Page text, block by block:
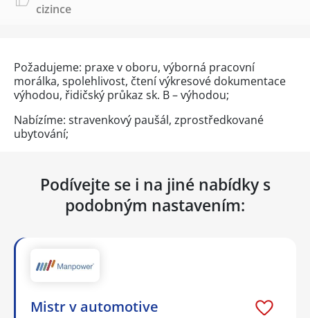
cizince
Požadujeme: praxe v oboru, výborná pracovní
morálka, spolehlivost, čtení výkresové dokumentace
výhodou, řidičský průkaz sk. B – výhodou;
Nabízíme: stravenkový paušál, zprostředkované
ubytování;
Podívejte se i na jiné nabídky s
podobným nastavením:
Mistr v automotive